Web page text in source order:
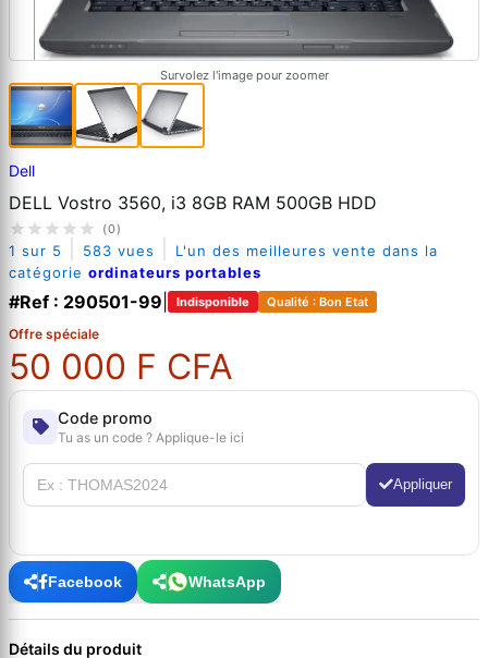
Survolez l'image pour zoomer
Dell
DELL Vostro 3560, i3 8GB RAM 500GB HDD
(0)
1 sur 5 583 vues
L'un des meilleures vente dans la
catégorie ordinateurs portables
#Ref : 290501-99 Indisponible Qualité : Bon Etat
Offre spéciale
50 000 F CFA
Code promo
Tu as un code ? Applique-le ici
Appliquer
Facebook WhatsApp
Détails du produit